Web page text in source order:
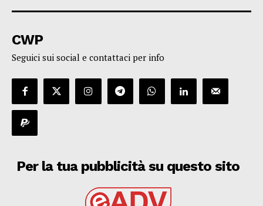
CWP
Seguici sui social e contattaci per info
Per la tua pubblicità su questo sito